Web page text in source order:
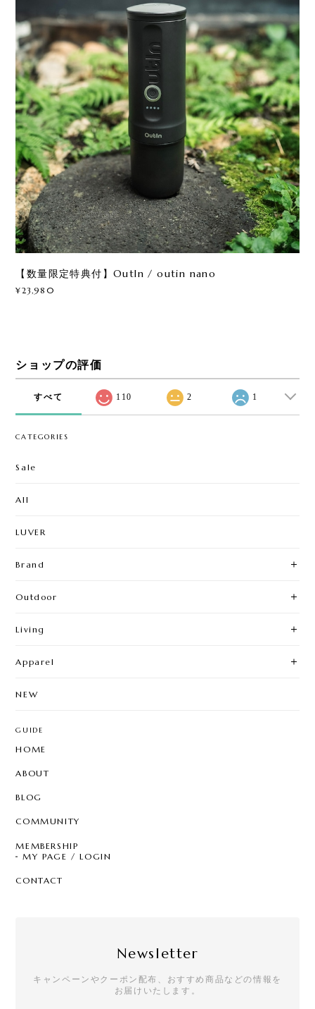
【数量限定特典付】OutIn / outin nano
¥23,980
ショップの評価
すべて 110 2 1
CATEGORIES
Sale
All
LUVER
Brand
Outdoor
Living
Apparel
NEW
GUIDE
HOME
ABOUT
BLOG
COMMUNITY
MEMBERSHIP
MY PAGE / LOGIN
CONTACT
Newsletter
キャンペーンやクーポン配布、おすすめ商品などの情報を
お届けいたします。